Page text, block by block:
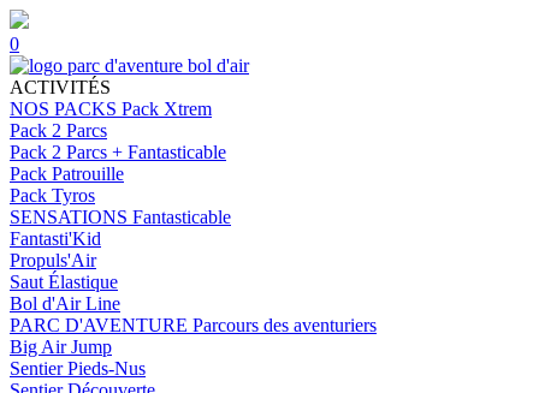
0
ACTIVITÉS
NOS PACKS Pack Xtrem
Pack 2 Parcs
Pack 2 Parcs + Fantasticable
Pack Patrouille
Pack Tyros
SENSATIONS Fantasticable
Fantasti'Kid
Propuls'Air
Saut Élastique
Bol d'Air Line
PARC D'AVENTURE Parcours des aventuriers
Big Air Jump
Sentier Pieds-Nus